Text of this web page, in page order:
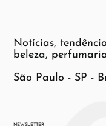
NEWSLETTER
Notícias,
beleza,
São Paulo - SP -